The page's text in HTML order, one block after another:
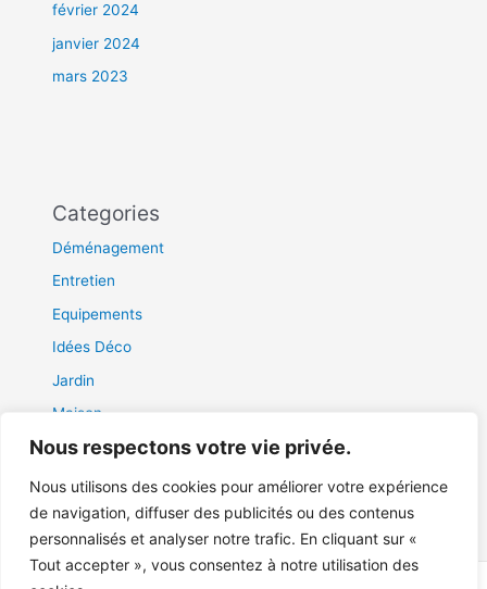
Nous respectons votre vie privée.
Nous utilisons des cookies pour améliorer votre expérience
de navigation, diffuser des publicités ou des contenus
personnalisés et analyser notre trafic. En cliquant sur «
Tout accepter », vous consentez à notre utilisation des
février 2024
janvier 2024
mars 2023
Categories
Déménagement
Entretien
Equipements
Idées Déco
Jardin
Maison
Travaux
Uncategorized